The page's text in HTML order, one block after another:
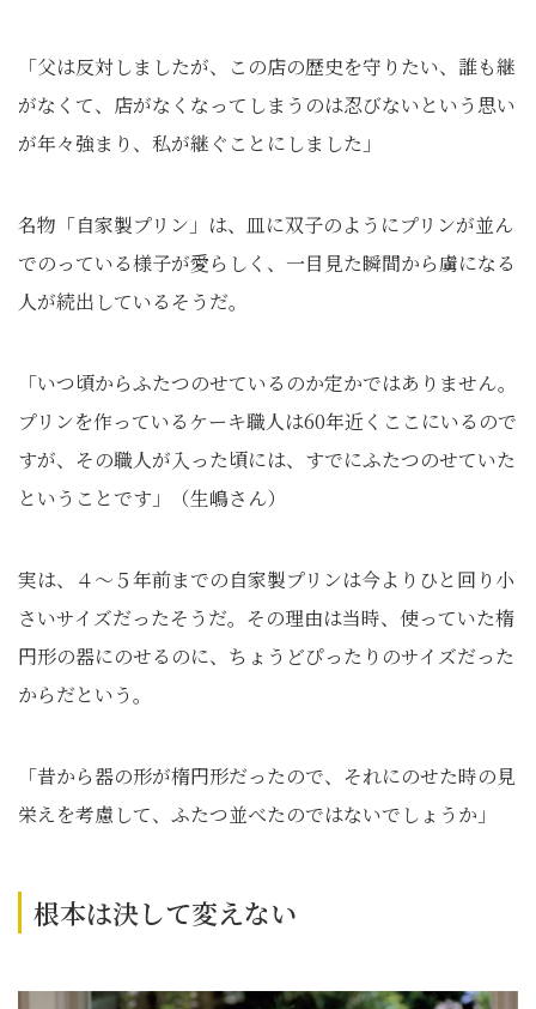
「父は反対しましたが、この店の歴史を守りたい、誰も継
がなくて、店がなくなってしまうのは忍びないという思い
が年々強まり、私が継ぐことにしました」
名物「自家製プリン」は、皿に双子のようにプリンが並ん
でのっている様子が愛らしく、一目見た瞬間から虜になる
人が続出しているそうだ。
「いつ頃からふたつのせているのか定かではありません。
プリンを作っているケーキ職人は60年近くここにいるので
すが、その職人が入った頃には、すでにふたつのせていた
ということです」（生嶋さん）
実は、４〜５年前までの自家製プリンは今よりひと回り小
さいサイズだったそうだ。その理由は当時、使っていた楕
円形の器にのせるのに、ちょうどぴったりのサイズだった
からだという。
「昔から器の形が楕円形だったので、それにのせた時の見
栄えを考慮して、ふたつ並べたのではないでしょうか」
根本は決して変えない